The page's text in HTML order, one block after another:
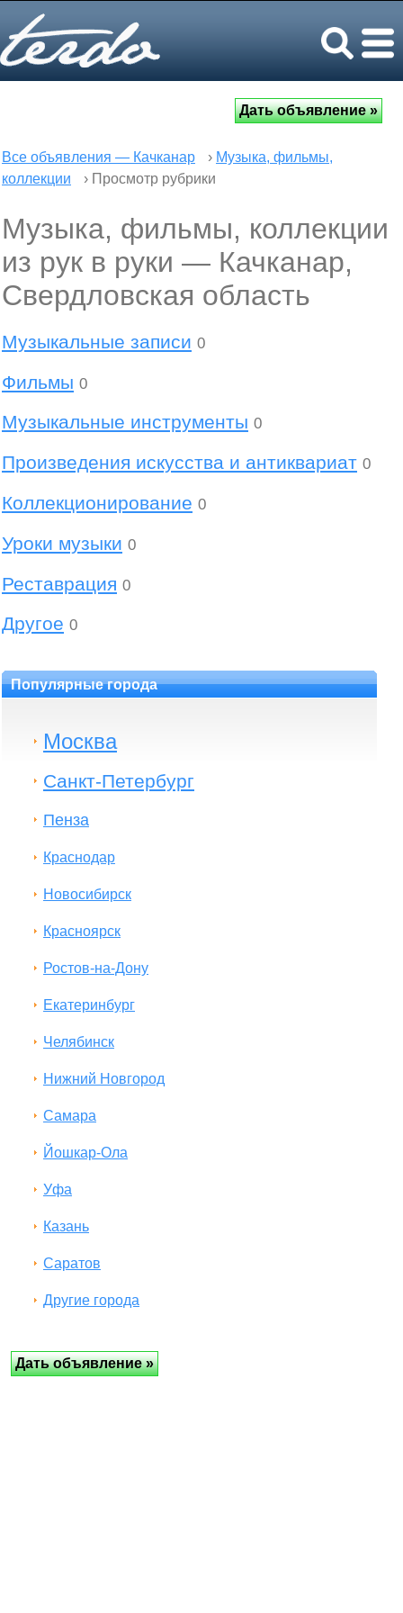
Все объявления — Качканар › Музыка, фильмы,
коллекции
› Просмотр рубрики
Музыка, фильмы, коллекции
из рук в руки — Качканар,
Свердловская область
Музыкальные записи 0
Фильмы 0
Музыкальные инструменты 0
Произведения искусства и антиквариат 0
Коллекционирование 0
Уроки музыки 0
Реставрация 0
Другое 0
Популярные города
Москва
Санкт-Петербург
Пенза
Краснодар
Новосибирск
Красноярск
Ростов-на-Дону
Екатеринбург
Челябинск
Нижний Новгород
Самара
Йошкар-Ола
Уфа
Казань
Саратов
Другие города